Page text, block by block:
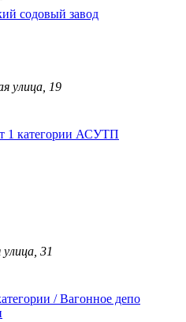
содовый завод
улица, 19
1 категории АСУТП
улица, 31
/ Вагонное депо